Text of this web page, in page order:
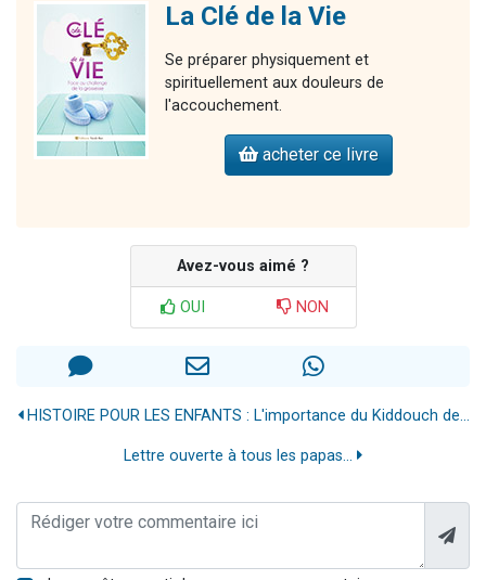
La Clé de la Vie
Se préparer physiquement et
spirituellement aux douleurs de
l'accouchement.
acheter ce livre
Avez-vous aimé ?
OUI NON
HISTOIRE POUR LES ENFANTS : L'importance du Kiddouch de...
Lettre ouverte à tous les papas...